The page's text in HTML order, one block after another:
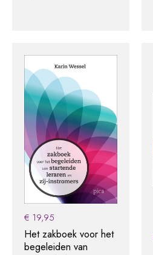
€ 19,95
Het zakboek voor het
begeleiden van